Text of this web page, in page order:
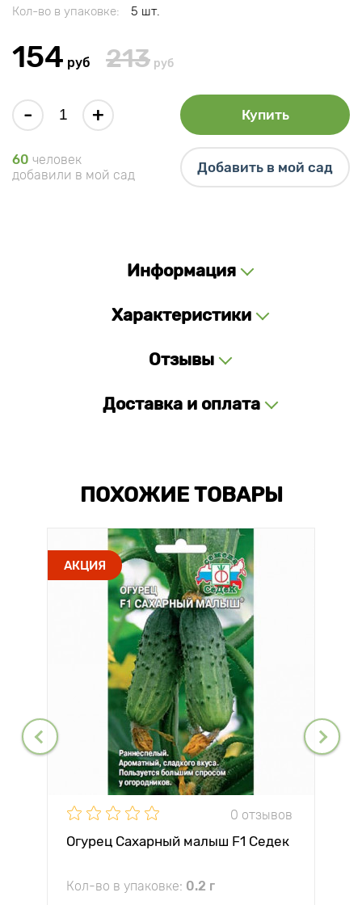
Кол-во в упаковке:
5 шт.
154 руб 213 руб
- + Купить
60 человек
добавили в мой сад
Добавить в мой сад
Информация
Характеристики
Отзывы
Доставка и оплата
ПОХОЖИЕ ТОВАРЫ
АКЦИЯ
0 отзывов
Огурец Сахарный малыш F1 Седек
Кол-во в упаковке: 0.2 г